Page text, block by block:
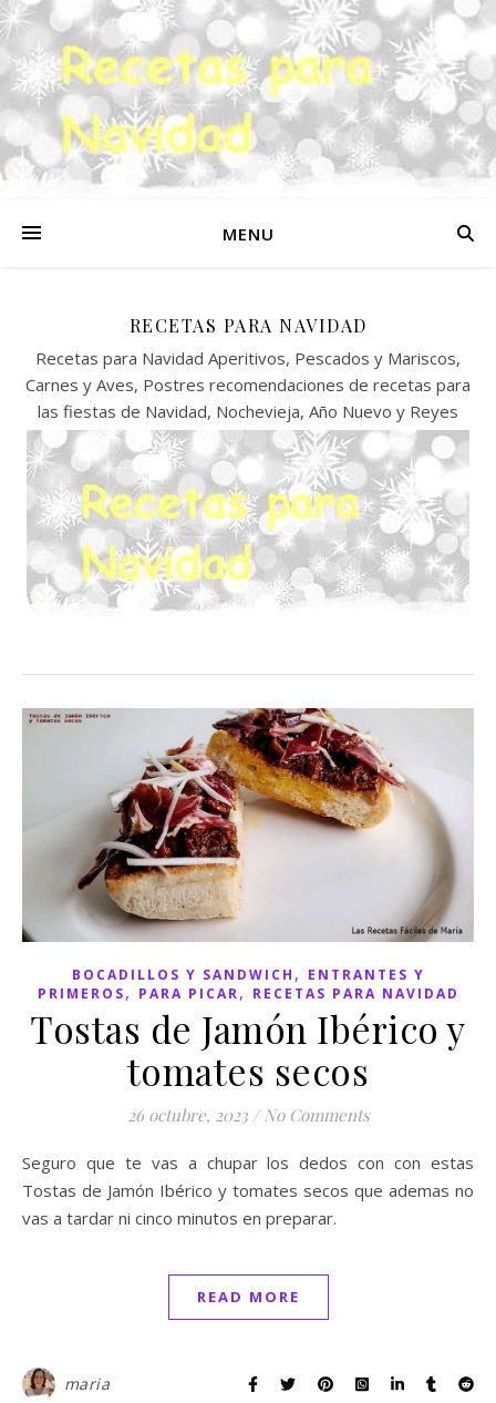
MENU
RECETAS PARA NAVIDAD
Recetas para Navidad Aperitivos, Pescados y Mariscos,
Carnes y Aves, Postres recomendaciones de recetas para
las fiestas de Navidad, Nochevieja, Año Nuevo y Reyes
BOCADILLOS Y SANDWICH , ENTRANTES Y
PRIMEROS, PARA PICAR, RECETAS PARA NAVIDAD
Tostas de Jamón Ibérico y
tomates secos
26 octubre, 2023 / No Comments
Seguro que te vas a chupar los dedos con con estas
Tostas de Jamón Ibérico y tomates secos que ademas no
vas a tardar ni cinco minutos en preparar.
READ MORE
maria